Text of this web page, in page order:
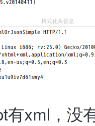
有xml，没